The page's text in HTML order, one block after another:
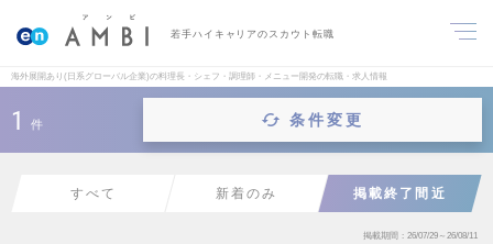
若手ハイキャリアのスカウト転職
海外展開あり(日系グローバル企業)の料理長・シェフ・調理師・メニュー開発の転職・求人情報
1 件 条件変更
すべて 新着のみ 掲載終了間近
掲載期間 26/07/29～26/08/11